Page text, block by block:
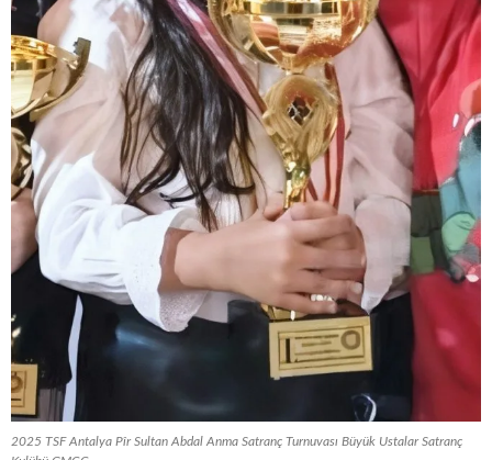
2025 TSF Antalya Pîr Sultan Abdal Anma Satranç Turnuvası Büyük Ustalar Satranç